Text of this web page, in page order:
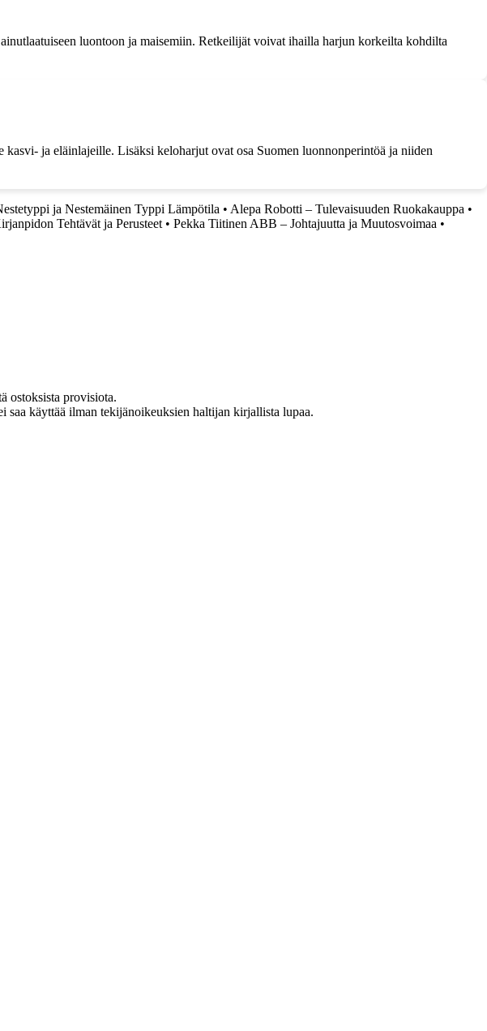
luontoon ja maisemiin. Retkeilijät voivat ihailla harjun korkeilta kohdilta
ja eläinlajeille. Lisäksi keloharjut ovat osa Suomen luonnonperintöä ja niiden
ja Nestemäinen Typpi Lämpötila • Alepa Robotti – Tulevaisuuden Ruokakauppa •
Tehtävät ja Perusteet • Pekka Tiitinen ABB – Johtajuutta ja Muutosvoimaa •
ostoksista provisiota.
saa käyttää ilman tekijänoikeuksien haltijan kirjallista lupaa.